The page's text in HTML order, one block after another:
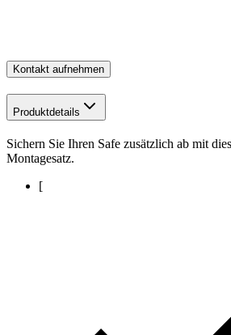
Kontakt aufnehmen
Produktdetails
Sichern Sie Ihren Safe zusätzlich ab mit
Montagesatz.
[